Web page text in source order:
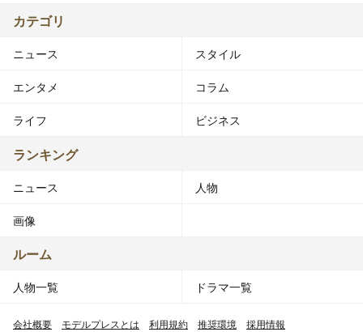
カテゴリ
ニュース スタイル
エンタメ コラム
ライフ ビジネス
ランキング
ニュース 人物
画像
ルーム
人物一覧 ドラマ一覧
会社概要 モデルプレスとは 利用規約 推奨環境 採用情報